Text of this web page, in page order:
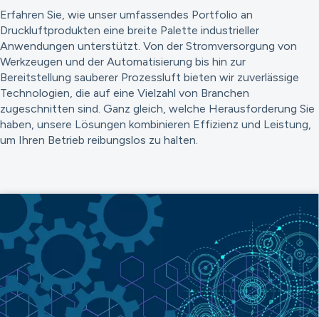
Erfahren Sie, wie unser umfassendes Portfolio an
Druckluftprodukten eine breite Palette industrieller
Anwendungen unterstützt. Von der Stromversorgung von
Werkzeugen und der Automatisierung bis hin zur
Bereitstellung sauberer Prozessluft bieten wir zuverlässige
Technologien, die auf eine Vielzahl von Branchen
zugeschnitten sind. Ganz gleich, welche Herausforderung Sie
haben, unsere Lösungen kombinieren Effizienz und Leistung,
um Ihren Betrieb reibungslos zu halten.